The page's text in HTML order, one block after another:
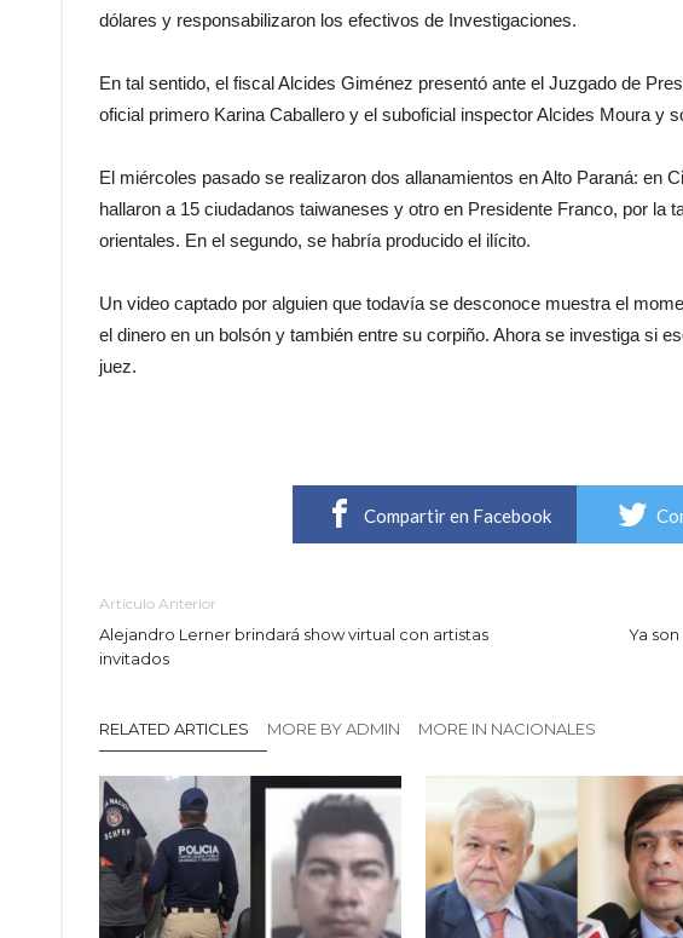
dólares y responsabilizaron los efectivos de Investigaciones.
En tal sentido, el fiscal Alcides Giménez presentó ante el Juzgado de
oficial primero Karina Caballero y el suboficial inspector Alcides Moura y
El miércoles pasado se realizaron dos allanamientos en Alto Paraná: en
hallaron a 15 ciudadanos taiwaneses y otro en Presidente Franco, por la
orientales. En el segundo, se habría producido el ilícito.
Un video captado por alguien que todavía se desconoce muestra el
el dinero en un bolsón y también entre su corpiño. Ahora se investiga si
juez.
Compartir en Facebook
Artículo Anterior
Alejandro Lerner brindará show virtual con artistas
invitados
Ya
RELATED ARTICLES MORE BY ADMIN MORE IN NACIONALES